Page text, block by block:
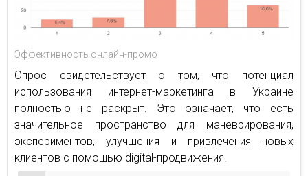
Эффективность онлайн-промо
Опрос свидетельствует о том, что потенциал
использования интернет-маркетинга в Украине
полностью не раскрыт. Это означает, что есть
значительное пространство для маневрирования,
экспериментов, улучшения и привлечения новых
клиентов с помощью digital-продвижения.